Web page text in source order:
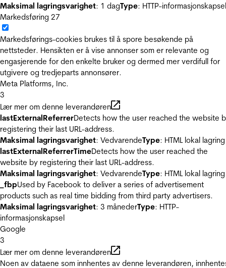
Maksimal lagringsvarighet: 1 dagType: HTTP-informasjonskapsel
Markedsføring 27
Markedsførings-cookies brukes til å spore besøkende på
nettsteder. Hensikten er å vise annonser som er relevante og
engasjerende for den enkelte bruker og dermed mer verdifull for
utgivere og tredjeparts annonsører.
Meta Platforms, Inc.
3
Lær mer om denne leverandøren
lastExternalReferrerDetects how the user reached the website
registering their last URL-address.
Maksimal lagringsvarighet: VedvarendeType: HTML lokal lagring
lastExternalReferrerTimeDetects how the user reached the
website by registering their last URL-address.
Maksimal lagringsvarighet: VedvarendeType: HTML lokal lagring
_fbpUsed by Facebook to deliver a series of advertisement
products such as real time bidding from third party advertisers.
Maksimal lagringsvarighet: 3 månederType: HTTP-
informasjonskapsel
Google
3
Lær mer om denne leverandøren
Noen av dataene som innhentes av denne leverandøren,